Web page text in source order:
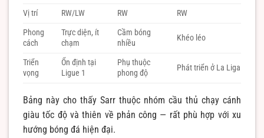
Vị trí RW/LW RW
RW
Phong
cách
Trực diện, ít
chạm
Cầm bóng
nhiều
Khéo léo
Triển
vọng
Ổn định tại
Ligue 1
Phụ thuộc
phong độ
Phát triển ở La Liga
Bảng này cho thấy Sarr thuộc nhóm cầu thủ chạy cánh
giàu tốc độ và thiên về phản công — rất phù hợp với xu
hướng bóng đá hiện đại.